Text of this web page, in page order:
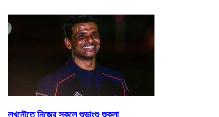
লখনৌতে নিজের স্কুলে শুভাংশু শুক্লা